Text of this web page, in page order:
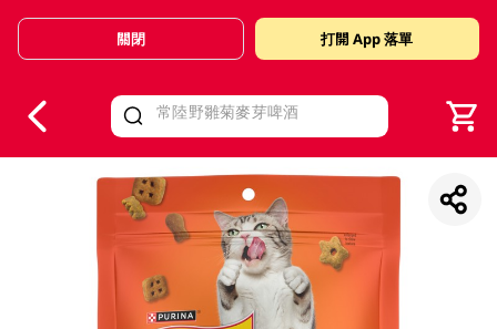
Valid Until 30 June 2026
關閉 打開 App 落單